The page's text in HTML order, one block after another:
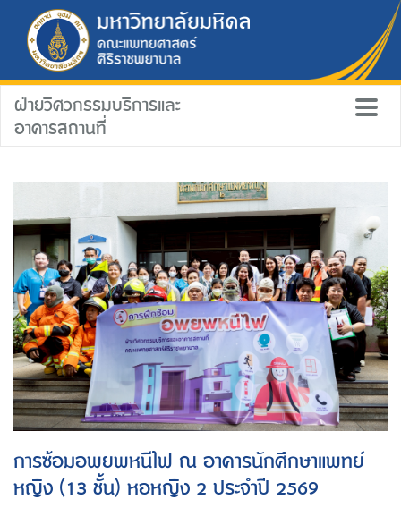
ฝ่ายวิศวกรรมบริการและ
อาคารสถานที่
การซ้อมอพยพหนีไฟ ณ อาคารนักศึกษาแพทย์
หญิง (13 ชั้น) หอหญิง 2 ประจำปี 2569